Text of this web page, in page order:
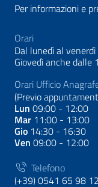
Per informazioni e
Orari
Dal lunedì al
Giovedì anche dalle
Orari Ufficio
(Previo
Lun 09:00 - 12:00
Mar 11:00 - 13:00
Gio 14:30 - 16:30
Ven 09:00 - 12:00
Telefono
(+39) 0541 65 98 12